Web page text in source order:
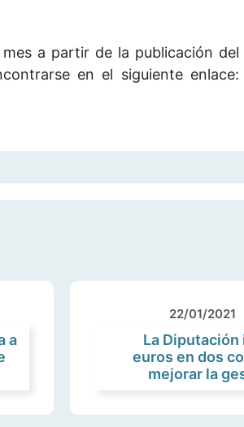
a partir de la publicación del
en el siguiente enlace:
a
22/01/2021
La
euros en dos
mejorar la